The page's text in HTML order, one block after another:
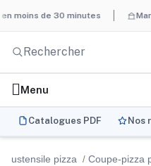
de 30 minutes
Menu
Catalogues PDF Nos
ustensile pizza Coupe-pizza